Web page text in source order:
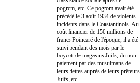
pogrom, etc. Ce pogrom avait été
précédé le 3 août 1934 de violents
incidents dans le Constantinois. Au
coût financier de 150 millions de
francs Poincaré de l'époque, il a été
suivi pendant des mois par le
boycott de magasins Juifs, du non
paiement par des musulmans de
leurs dettes auprès de leurs prêteurs
Juifs, etc.